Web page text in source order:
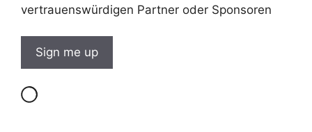
vertrauenswürdigen Partner oder Sponsoren